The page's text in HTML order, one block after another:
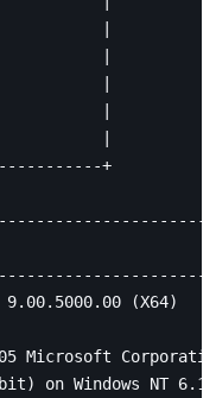
|
|
|
+
(X64)
Microsoft
on Windows NT 6.1